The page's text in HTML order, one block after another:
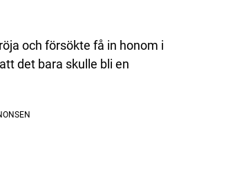
och försökte få in honom i
det bara skulle bli en